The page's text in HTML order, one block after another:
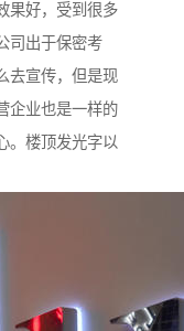
果好，受到很多
司出于保密考
去宣传，但是现
企业也是一样的
。楼顶发光字以